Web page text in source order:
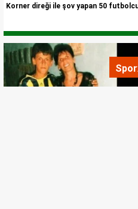
Korner direği ile şov yapan 50